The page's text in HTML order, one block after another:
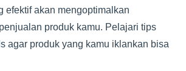
efektif akan mengoptimalkan
produk kamu. Pelajari tips
agar produk yang kamu iklankan bisa